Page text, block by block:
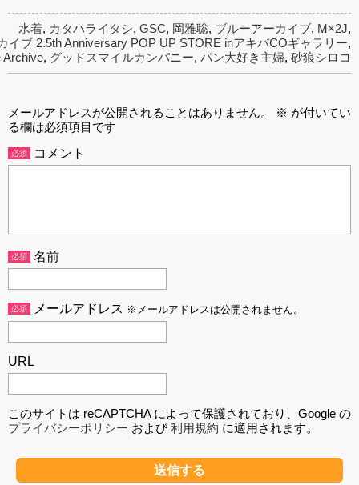
水着, カタハライタシ, GSC, 岡雅聡, ブルーアーカイブ, M×2J,
イブ 2.5th Anniversary POP UP STORE inアキバCOギャラリー,
Archive, グッドスマイルカンパニー, パン大好き主婦, 砂狼シロコ
メールアドレスが公開されることはありません。 ※ が付いてい
る欄は必須項目です
必須 コメント
必須 名前
必須 メールアドレス ※メールアドレスは公開されません。
URL
このサイトは reCAPTCHA によって保護されており、Google の
プライバシーポリシー および利用規約 に適用されます。